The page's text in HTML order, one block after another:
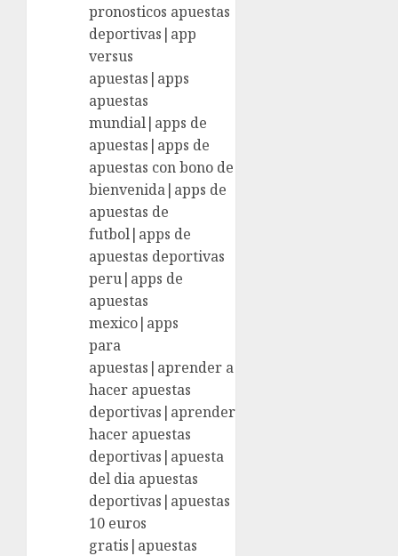
pronosticos apuestas
deportivas|app
versus
apuestas|apps
apuestas
mundial|apps de
apuestas|apps de
apuestas con bono de
bienvenida|apps de
apuestas de
futbol|apps de
apuestas deportivas
peru|apps de
apuestas
mexico|apps
para
apuestas|aprender a
hacer apuestas
deportivas|aprender
hacer apuestas
deportivas|apuesta
del dia apuestas
deportivas|apuestas
10 euros
gratis|apuestas